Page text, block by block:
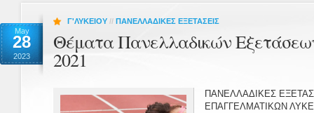
May
28
2023
Γ'ΛΥΚΕΙΟΥ // ΠΑΝΕΛΛΑΔΙΚΕΣ ΕΞΕΤΑΣΕΙΣ
Θέματα Πανελλαδικών
2021
ΠΑΝΕΛΛΑΔΙΚΕΣ
ΕΠΑΓΓΕΛΜΑΤΙΚΩΝ